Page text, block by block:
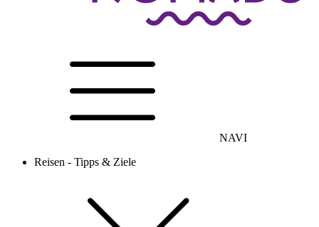
NAVI
Reisen - Tipps & Ziele